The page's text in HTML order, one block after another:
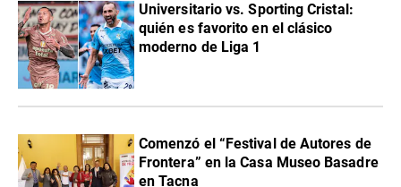
Universitario vs. Sporting Cristal:
quién es favorito en el clásico
moderno de Liga 1
Comenzó el “Festival de Autores de
Frontera” en la Casa Museo Basadre
en Tacna